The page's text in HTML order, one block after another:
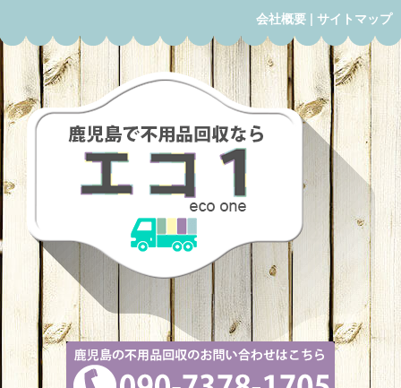
会社概要 | サイトマップ